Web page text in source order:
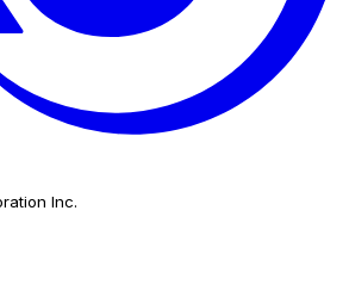
Inc.